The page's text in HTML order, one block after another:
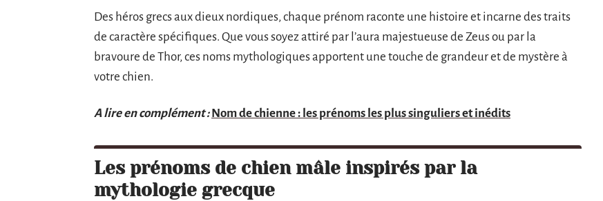
Des héros grecs aux dieux nordiques, chaque prénom raconte une histoire et incarne des traits
de caractère spécifiques. Que vous soyez attiré par l’aura majestueuse de Zeus ou par la
bravoure de Thor, ces noms mythologiques apportent une touche de grandeur et de mystère à
votre chien.
A lire en complément : Nom de chienne : les prénoms les plus singuliers et inédits
Les prénoms de chien mâle inspirés par la
mythologie grecque